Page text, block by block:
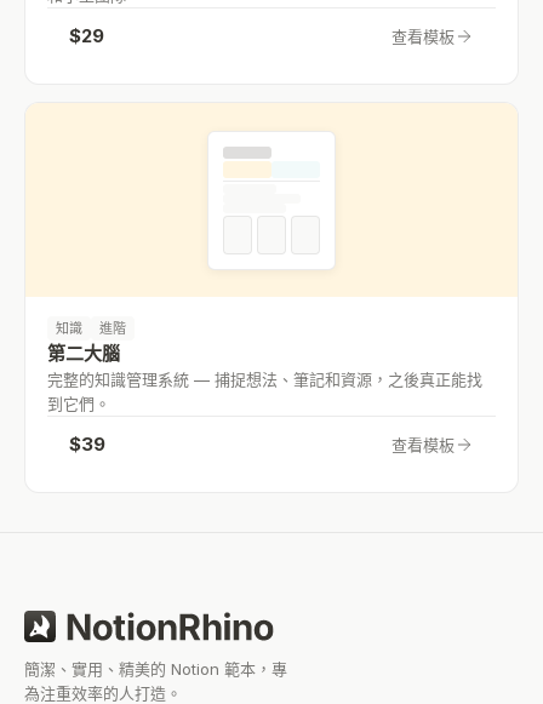
$29 查看模板
知識 進階
第二大腦
完整的知識管理系統 — 捕捉想法、筆記和資源，之後真正能找
到它們。
$39 查看模板
簡潔、實用、精美的 Notion 範本，專
為注重效率的人打造。